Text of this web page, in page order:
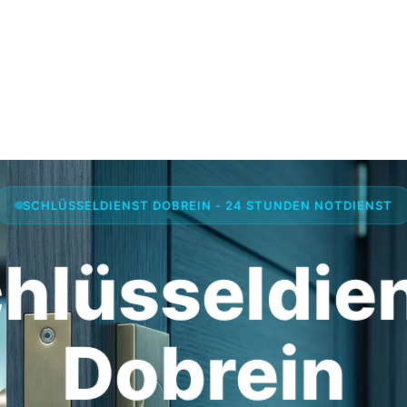
SCHLÜSSELDIENST DOBREIN - 24 STUNDEN NOTDIENST
Dobrein